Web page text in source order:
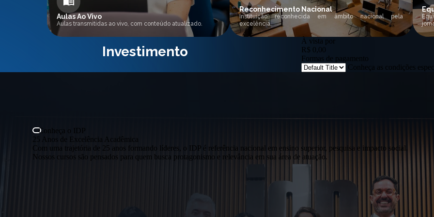
Aulas Ao Vivo
Aulas transmitidas ao vivo, com conteúdo atualizado.
Reconhecimento Nacional
Instituição reconhecida em âmbito nacional pela
excelência.
Investimento
À vista por
R$ 0,00
Formas de pagamento
Conheça as condições
Conheça o IDP
25 Anos de Excelência Acadêmica
Com uma trajetória de 25 anos formando líderes, o IDP é referência nacional em ensino superior, pesquisa e impacto social.
Nossos cursos são pensados para quem busca protagonismo e relevância em sua área de atuação.